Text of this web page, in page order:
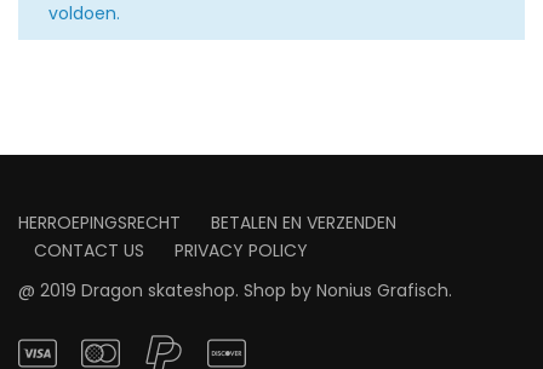
voldoen.
HERROEPINGSRECHT
BETALEN EN VERZENDEN
CONTACT US
PRIVACY POLICY
@ 2019 Dragon skateshop. Shop by Nonius Grafisch.